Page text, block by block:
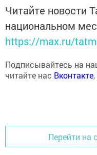
Читайте новости
национальном
https://max.ru/
Подписывайтесь на
читайте нас Вконтакте,
Перейти на